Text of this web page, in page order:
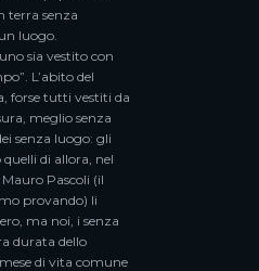
terra senza
luogo.
sia vestito con
L’abito del
forse tutti vestiti da
meglio senza
senza luogo: gli
di allora, nel
Pascoli (il
provando) li
ma noi, i senza
durata dello
di vita comune